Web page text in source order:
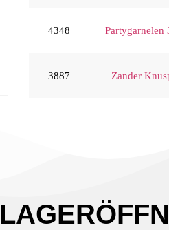
4348 Partygarnelen
3887 Zander